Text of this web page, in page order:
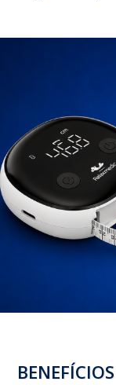
BENEFÍCIOS